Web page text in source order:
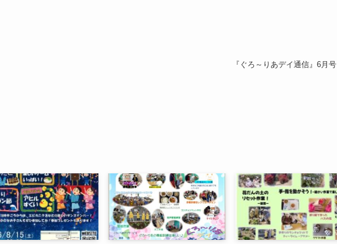
『ぐろ～りあデイ通信』6月号